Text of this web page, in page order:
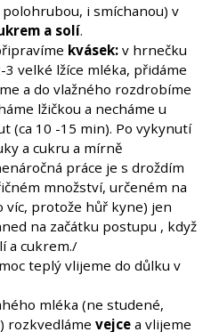
i smíchanou) v
a solí.
kvásek: v hrnečku
velké lžíce mléka, přidáme
a do vlažného rozdrobíme
lžičkou a necháme u
(ca 10 -15 min). Po vykynutí
a cukru a mírně
práce je s droždím
množství, určeném na
víc, protože hůř kyne) jen
na začátku postupu , když
a cukrem./
teplý vlijeme do důlku v
mléka (ne studené,
rozkvedláme vejcea vlijeme